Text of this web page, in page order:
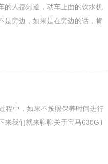
的人都知道，动车上面的饮水机
是旁边，如果是在旁边的话，肯
程中，如果不按照保养时间进行
来我们就来聊聊关于宝马630GT